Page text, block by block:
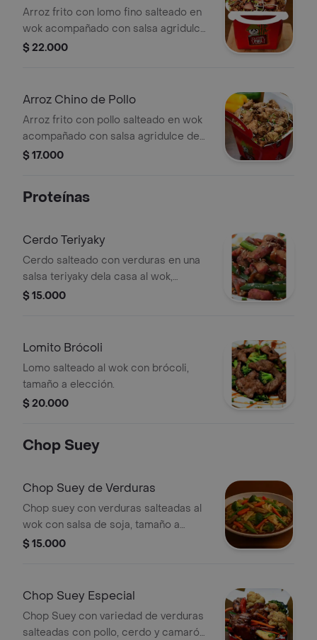
Arroz frito con lomo fino salteado en
wok acompañado con salsa agridulce
de la casa, tamaño a elección.
$ 22.000
Arroz Chino de Pollo
Arroz frito con pollo salteado en wok
acompañado con salsa agridulce de
la casa, tamaño a elección.
$ 17.000
Proteínas
Cerdo Teriyaky
Cerdo salteado con verduras en una
salsa teriyaky dela casa al wok,
tamaño a elección.
$ 15.000
Lomito Brócoli
Lomo salteado al wok con brócoli,
tamaño a elección.
$ 20.000
Chop Suey
Chop Suey de Verduras
Chop suey con verduras salteadas al
wok con salsa de soja, tamaño a
elección.
$ 15.000
Chop Suey Especial
Chop Suey con variedad de verduras
salteadas con pollo, cerdo y camarón